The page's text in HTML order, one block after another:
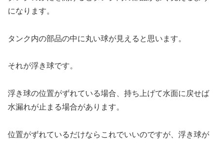
になります。
タンク内の部品の中に丸い球が見えると思います。
それが浮き球です。
浮き球の位置がずれている場合、持ち上げて水面に戻せば
水漏れが止まる場合があります。
位置がずれているだけならこれでいいのですが、浮き球が